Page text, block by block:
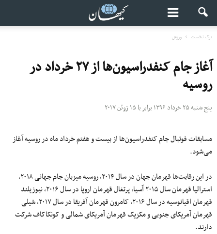
برگ نخست ورزش
آغاز جام کنفدراسیون‌ها از ۲۷ خرداد در
روسیه
پنج شنبه ۲۵ خرداد ۱۳۹۶ برابر با ۱۵ ژوئن ۲۰۱۷
مسابقات فوتبال جام کنفدراسیون‌ها از بیست و هفتم خرداد ماه در روسیه آغاز
می‌شود.
در این رقابت‌ها قهرمان جهان در سال ۲۰۱۴، روسیه میزبان جام جهانی ۲۰۱۸،
استرالیا قهرمان سال ۲۰۱۵ آسیا، پرتغال قهرمان اروپا در سال ۲۰۱۶، نیوزیلند
قهرمان اقیانوسیه در سال ۲۰۱۶، کامرون قهرمان آفریقا در سال ۲۰۱۷، شیلی
قهرمان آمریکای جنوبی و مکزیک قهرمان آمریکای شمالی و کونکاکاف شرکت
دارند.